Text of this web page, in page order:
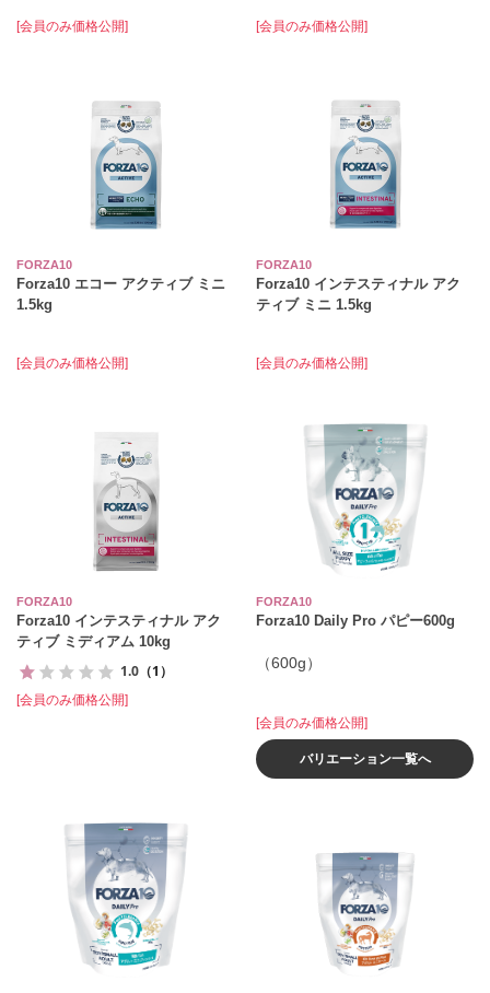
[会員のみ価格公開] [会員のみ価格公開]
FORZA10
Forza10 エコー アクティブ ミニ
1.5kg
[会員のみ価格公開]
FORZA10
Forza10 インテスティナル アク
ティブ ミニ 1.5kg
[会員のみ価格公開]
FORZA10
Forza10 インテスティナル アク
ティブ ミディアム 10kg
1.0 （1）
[会員のみ価格公開]
FORZA10
Forza10 Daily Pro パピー600g
（600g）
[会員のみ価格公開]
バリエーション一覧へ